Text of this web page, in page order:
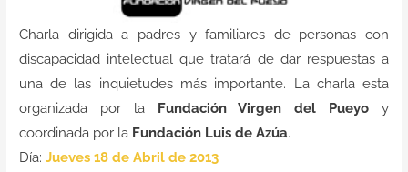
Charla dirigida a padres y familiares de personas con
discapacidad intelectual que tratará de dar respuestas a
una de las inquietudes más importante. La charla esta
organizada por la Fundación Virgen del Pueyo y
coordinada por la Fundación Luis de Azúa.
Día: Jueves 18 de Abril de 2013